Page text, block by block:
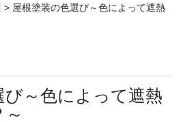
> 屋根塗装の色選び～色によって遮熱
び～色によって遮熱